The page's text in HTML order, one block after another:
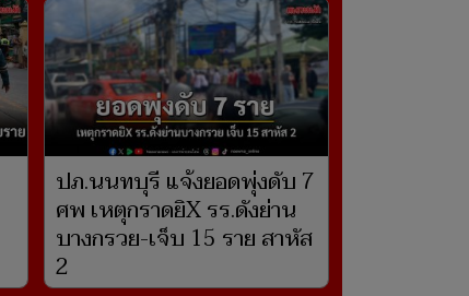
ปภ.นนทบุรี แจ้งยอดพุ่งดับ 7
ศพ เหตุกราดยิX รร.ดังย่าน
บางกรวย-เจ็บ 15 ราย สาหัส
2